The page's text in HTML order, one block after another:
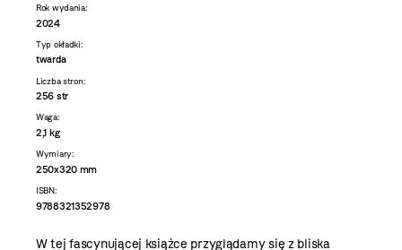
Rok wydania:
2024
Typ okładki:
twarda
Liczba stron:
256 str
Waga:
2,1 kg
Wymiary:
250x320 mm
ISBN:
9788321352978
W tej fascynującej książce przyglądamy się z bliska